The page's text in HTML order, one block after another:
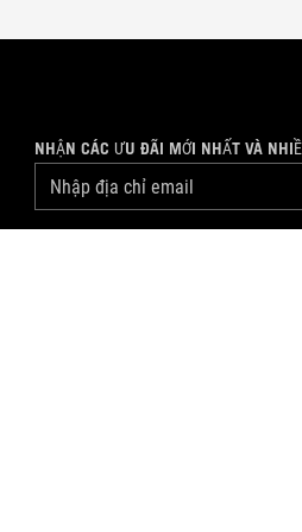
NHẬN CÁC ƯU ĐÃI MỚI NHẤT VÀ